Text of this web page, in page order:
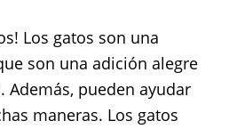
Los gatos son una
son una adición alegre
pueden ayudar
maneras. Los gatos